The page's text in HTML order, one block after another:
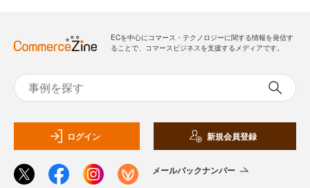
ECを中心にコマース・テクノロジーに関する情報を発信す
ることで、コマースビジネスを支援するメディアです。
ログイン 新規会員登録
メールバックナンバー